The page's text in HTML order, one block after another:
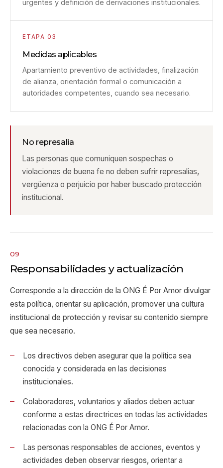
urgentes y definición de derivaciones institucionales.
ETAPA 03
Medidas aplicables
Apartamiento preventivo de actividades, finalización
de alianza, orientación formal o comunicación a
autoridades competentes, cuando sea necesario.
No represalia
Las personas que comuniquen sospechas o
violaciones de buena fe no deben sufrir represalias,
vergüenza o perjuicio por haber buscado protección
institucional.
09
Responsabilidades y actualización
Corresponde a la dirección de la ONG É Por Amor divulgar
esta política, orientar su aplicación, promover una cultura
institucional de protección y revisar su contenido siempre
que sea necesario.
Los directivos deben asegurar que la política sea
conocida y considerada en las decisiones
institucionales.
Colaboradores, voluntarios y aliados deben actuar
conforme a estas directrices en todas las actividades
relacionadas con la ONG É Por Amor.
Las personas responsables de acciones, eventos y
actividades deben observar riesgos, orientar a